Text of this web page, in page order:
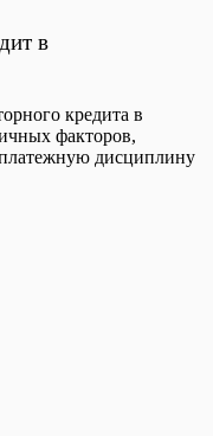
в
кредита в
факторов,
дисциплину